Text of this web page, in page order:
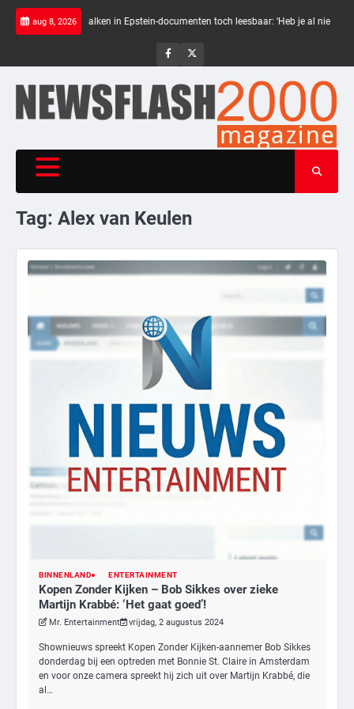
Skip
aug 8, 2026
Zwarte balken in Epstein-documenten toch leesbaar: ‘Heb je al nieuwe
NewsFlash
Tag: Alex van Keulen
BINNENLAND ENTERTAINMENT
Kopen Zonder Kijken – Bob Sikkes over zieke
Martijn Krabbé: ‘Het gaat goed’!
Mr. Entertainment vrijdag, 2 augustus 2024
Shownieuws spreekt Kopen Zonder Kijken-aannemer Bob Sikkes
donderdag bij een optreden met Bonnie St. Claire in Amsterdam
en voor onze camera spreekt hij zich uit over Martijn Krabbé, die
al…
Nick Reiner, zoon van regisseur Rob
Ms. Army Girl